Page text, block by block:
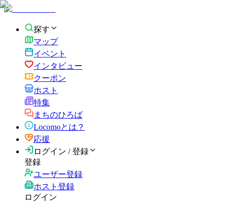
探す
マップ
イベント
インタビュー
クーポン
ホスト
特集
まちのひろば
Locomoとは？
応援
ログイン / 登録
登録
ユーザー登録
ホスト登録
ログイン